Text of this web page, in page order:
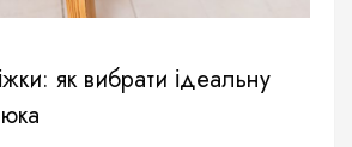
як вибрати ідеальну